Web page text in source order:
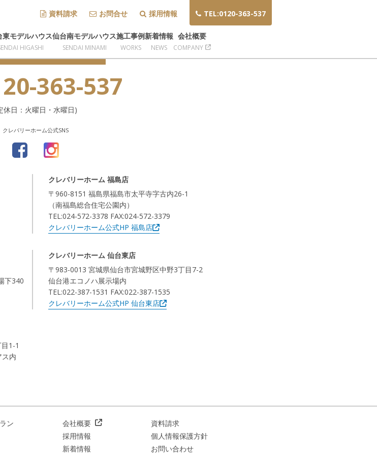
資料請求 お問合せ 採用情報 TEL:0120-363-537
東モデルハウス
HIGASHI
仙台南モデルハウス
SENDAI MINAMI
施工事例
WORKS
新着情報
NEWS
会社概要
COMPANY
お問い合わせ
363-537
休日：火曜日・水曜日)
クレバリーホーム公式SNS
クレバリーホーム 福島店
〒960-8151 福島県福島市太平寺字古内26-1
（南福島総合住宅公園内）
TEL:024-572-3378 FAX:024-572-3379
クレバリーホーム公式HP 福島店
下340
クレバリーホーム 仙台東店
〒983-0013 宮城県仙台市宮城野区中野3丁目7-2
仙台港エコノハ展示場内
TEL:022-387-1531 FAX:022-387-1535
クレバリーホーム公式HP 仙台東店
1-1
内
ン
会社概要
採用情報
新着情報
資料請求
個人情報保護方針
お問い合わせ